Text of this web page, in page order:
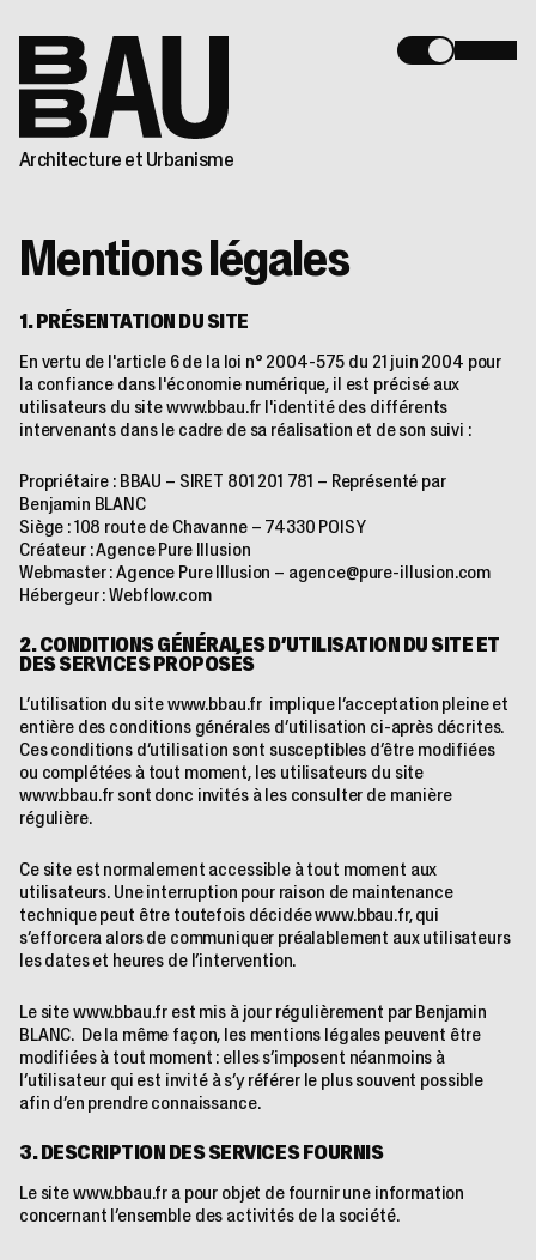
Architecture et Urbanisme
Mentions légales
1. PRÉSENTATION DU SITE
En vertu de l'article 6 de la loi n° 2004-575 du 21 juin 2004 pour
la confiance dans l'économie numérique, il est précisé aux
utilisateurs du sitewww.bbau.fr l'identité des différents
intervenants dans le cadre de sa réalisation et de son suivi :
Propriétaire : BBAU – SIRET 801 201 781 – Représenté par
Benjamin BLANC
Siège : 108 route de Chavanne – 74330 POISY
Créateur :Agence Pure Illusion
Webmaster : Agence Pure Illusion – agence@pure-illusion.com
Hébergeur : Webflow.com
2. CONDITIONS GÉNÉRALES D’UTILISATION DU SITE ET
DES SERVICES PROPOSÉS
L’utilisation du sitewww.bbau.fr implique l’acceptation pleine et
entière des conditions générales d’utilisation ci-après décrites.
Ces conditions d’utilisation sont susceptibles d’être modifiées
ou complétées à tout moment, les utilisateurs du site
www.bbau.fr sont donc invités à les consulter de manière
régulière.
Ce site est normalement accessible à tout moment aux
utilisateurs. Une interruption pour raison de maintenance
technique peut être toutefois décidéewww.bbau.fr, qui
s’efforcera alors de communiquer préalablement aux utilisateurs
les dates et heures de l’intervention.
Le sitewww.bbau.fr est mis à jour régulièrement par Benjamin
BLANC. De la même façon, les mentions légales peuvent être
modifiées à tout moment : elles s’imposent néanmoins à
l’utilisateur qui est invité à s’y référer le plus souvent possible
afin d’en prendre connaissance.
3. DESCRIPTION DES SERVICES FOURNIS
Le sitewww.bbau.fr a pour objet de fournir une information
concernant l’ensemble des activités de la société.